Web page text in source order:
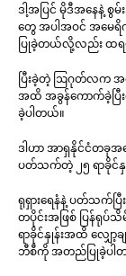
ဒါ့အပြင် မိုဒီအနေနဲ့ စွ
တွေ အပါအဝင် အမေ
ပြုခဲ့တယ်လို့လည်း ထ
ပြီးခဲ့တဲ့ ဩဂုတ်လက အ
အထိ အခွန်ကောက်ခဲ့ပြီ
ခဲ့ပါတယ်။
ဒါဟာ အာရှနိုင်ငံတခုအ
ပတ်သက်တဲ့ ၂၅ ရာခိုင်နှုန်
ရုရှားရေနံနဲ့ ပတ်သက်
တပိုင်းအဖြစ် ပြန်ရုပ်
ရာခိုင်နှုန်းအထိ လျှော့
ဘီစီကို အတည်ပြုခဲ့ပါ